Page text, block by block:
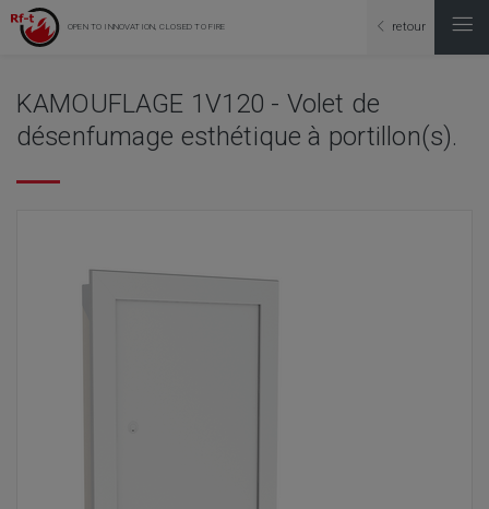
OPEN TO INNOVATION, CLOSED TO FIRE retour
KAMOUFLAGE 1V120 - Volet de
désenfumage esthétique à portillon(s).